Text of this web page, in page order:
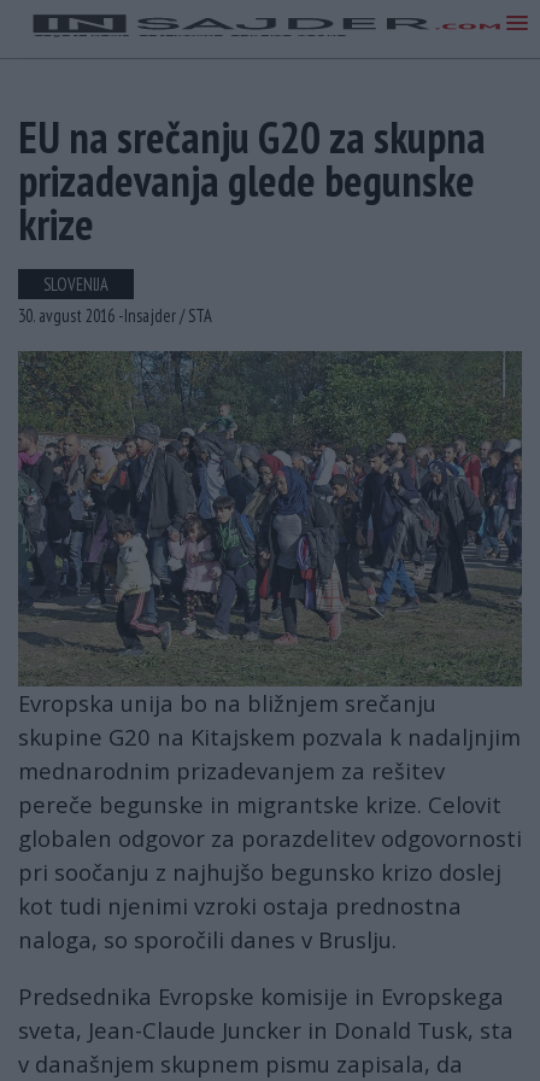
EU na srečanju G20 za skupna
prizadevanja glede begunske
krize
SLOVENIJA
30. avgust 2016 -Insajder /STA
Evropska unija bo na bližnjem srečanju
skupine G20 na Kitajskem pozvala k nadaljnjim
mednarodnim prizadevanjem za rešitev
pereče begunske in migrantske krize. Celovit
globalen odgovor za porazdelitev odgovornosti
pri soočanju z najhujšo begunsko krizo doslej
kot tudi njenimi vzroki ostaja prednostna
naloga, so sporočili danes v Bruslju.
Predsednika Evropske komisije in Evropskega
sveta, Jean-Claude Juncker in Donald Tusk, sta
v današnjem skupnem pismu zapisala, da